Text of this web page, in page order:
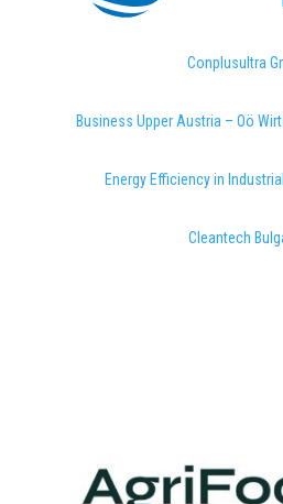
Conplusultra
Business Upper Austria – Oö
Energy Efficiency in
Cleantech